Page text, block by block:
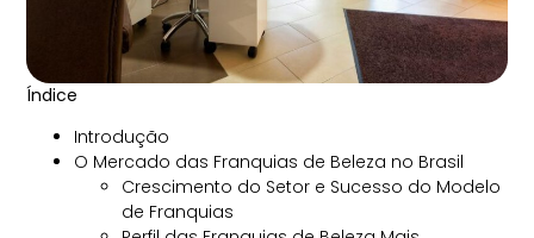
Índice
Introdução
O Mercado das Franquias de Beleza no Brasil
Crescimento do Setor e Sucesso do Modelo
de Franquias